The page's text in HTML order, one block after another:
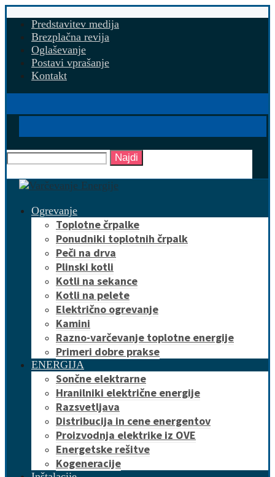
Predstavitev medija
Brezplačna revija
Oglaševanje
Postavi vprašanje
Kontakt
Najdi
Ogrevanje
Toplotne črpalke
Ponudniki toplotnih črpalk
Peči na drva
Plinski kotli
Kotli na sekance
Kotli na pelete
Električno ogrevanje
Kamini
Razno-varčevanje toplotne energije
Primeri dobre prakse
ENERGIJA
Sončne elektrarne
Hranilniki električne energije
Razsvetljava
Distribucija in cene energentov
Proizvodnja elektrike iz OVE
Energetske rešitve
Kogeneracije